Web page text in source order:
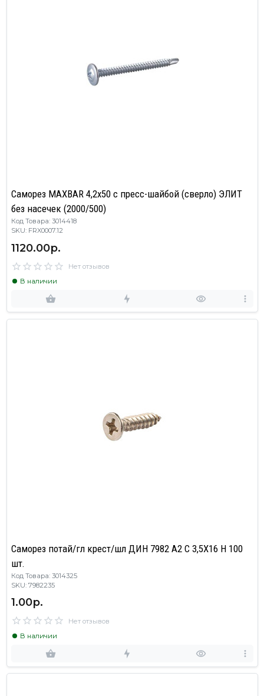
Саморез MAXBAR 4,2x50 с пресс-шайбой (сверло) ЭЛИТ
без насечек (2000/500)
Код Товара: 3014418
SKU: FRX0007.12
1120.00р.
Нет отзывов
В наличии
Саморез потай/гл крест/шл ДИН 7982 А2 C 3,5X16 H 100
шт.
Код Товара: 3014325
SKU: 7982235
1.00р.
Нет отзывов
В наличии